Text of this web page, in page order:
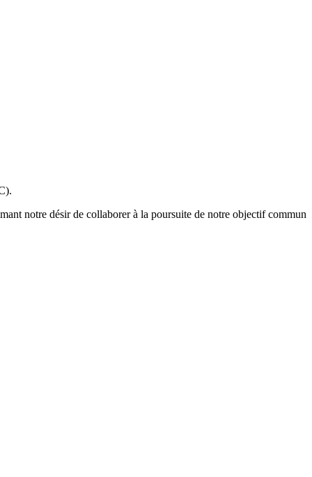
notre désir de collaborer à la poursuite de notre objectif commun